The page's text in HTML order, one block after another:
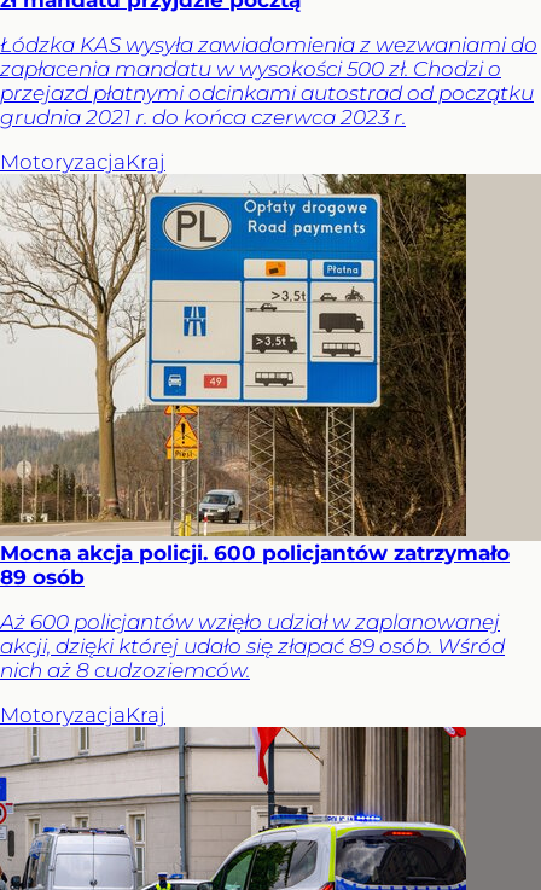
Łódzka KAS wysyła zawiadomienia z wezwaniami do
zapłacenia mandatu w wysokości 500 zł. Chodzi o
przejazd płatnymi odcinkami autostrad od początku
grudnia 2021 r. do końca czerwca 2023 r.
MotoryzacjaKraj
Mocna akcja policji. 600 policjantów zatrzymało
89 osób
Aż 600 policjantów wzięło udział w zaplanowanej
akcji, dzięki której udało się złapać 89 osób. Wśród
nich aż 8 cudzoziemców.
MotoryzacjaKraj